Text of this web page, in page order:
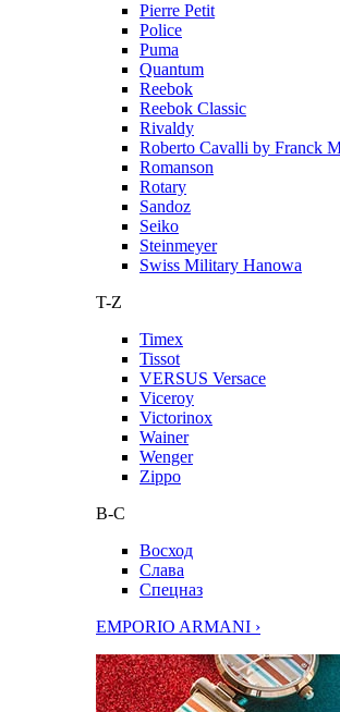
Pierre Petit
Police
Puma
Quantum
Reebok
Reebok Classic
Rivaldy
Roberto Cavalli by Franck
Romanson
Rotary
Sandoz
Seiko
Steinmeyer
Swiss Military Hanowa
T-Z
Timex
Tissot
VERSUS Versace
Viceroy
Victorinox
Wainer
Wenger
Zippo
В-С
Восход
Слава
Спецназ
EMPORIO ARMANI ›